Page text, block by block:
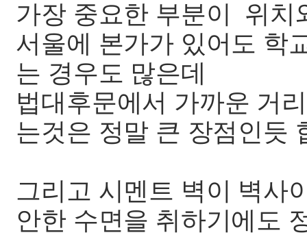
가장 중요한 부분이 위치
서울에 본가가 있어도 학
는 경우도 많은데
법대후문에서 가까운 거
는것은 정말 큰 장점인듯
그리고 시멘트 벽이 벽사
안한 수면을 취하기에도